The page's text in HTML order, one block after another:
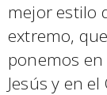
mejor estilo
extremo,
ponemos
Jesús y en